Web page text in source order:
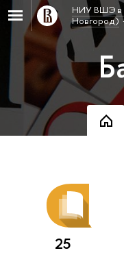
НИУ ВШЭ в
Новгород)
25